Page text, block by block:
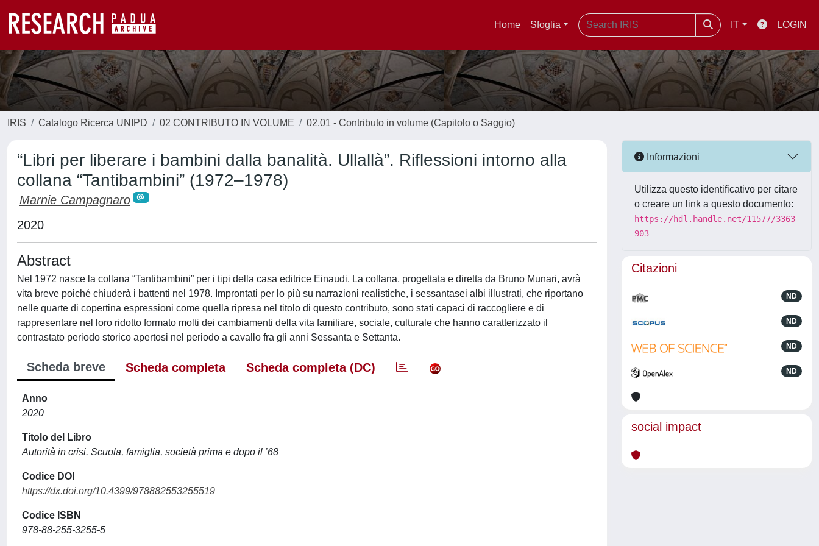
Home Sfoglia IT LOGIN
IRIS Catalogo Ricerca UNIPD 02 CONTRIBUTO IN VOLUME 02.01 - Contributo in volume (Capitolo o Saggio)
“Libri per liberare i bambini dalla banalità. Ullallà”. Riflessioni intorno alla
collana “Tantibambini” (1972–1978)
Marnie Campagnaro
2020
Abstract
Nel 1972 nasce la collana “Tantibambini” per i tipi della casa editrice Einaudi. La collana, progettata e diretta da Bruno Munari, avrà
vita breve poiché chiuderà i battenti nel 1978. Improntati per lo più su narrazioni realistiche, i sessantasei albi illustrati, che riportano
nelle quarte di copertina espressioni come quella ripresa nel titolo di questo contributo, sono stati capaci di raccogliere e di
rappresentare nel loro ridotto formato molti dei cambiamenti della vita familiare, sociale, culturale che hanno caratterizzato il
contrastato periodo storico apertosi nel periodo a cavallo fra gli anni Sessanta e Settanta.
Scheda breve Scheda completa Scheda completa (DC)
Anno
2020
Titolo del Libro
Autorità in crisi. Scuola, famiglia, società prima e dopo il ’68
Codice DOI
https://dx.doi.org/10.4399/978882553255519
Codice ISBN
978-88-255-3255-5
Informazioni
Utilizza questo identificativo per citare
o creare un link a questo documento:
https://hdl.handle.net/11577/3363
903
Citazioni
ND
ND
ND
ND
social impact